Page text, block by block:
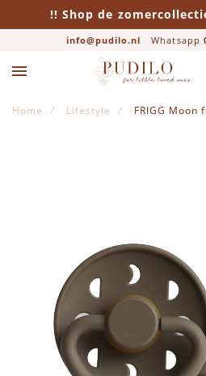
!! Shop de
info@pudilo.nl Whatsapp
Home Lifestyle FRIGG